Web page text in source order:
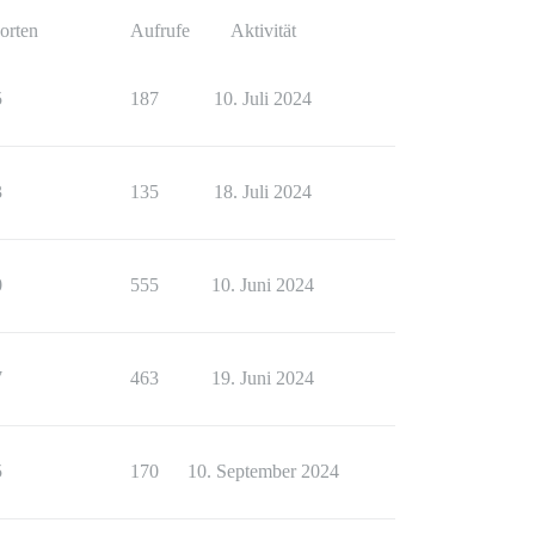
Aufrufe Aktivität
187 10. Juli 2024
135 18. Juli 2024
555 10. Juni 2024
463 19. Juni 2024
170 10. September 2024